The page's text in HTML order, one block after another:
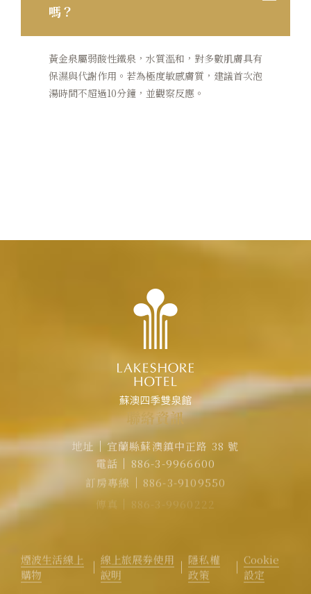
嗎？
黃金泉屬弱酸性鐵泉，水質溫和，對多數肌膚具有
保濕與代謝作用。若為極度敏感膚質，建議首次泡
湯時間不超過10分鐘，並觀察反應。
聯絡資訊
地址
宜蘭縣蘇澳鎮中正路 38 號
電話
886-3-9966600
訂房專線
886-3-9109550
EMAIL
rvsa@lakeshore.com.tw
煙波生活線上
購物
線上旅展券使用
說明
隱私權
政策
Cookie
設定